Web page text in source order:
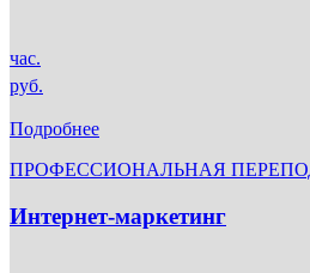
час.
руб.
Подробнее
ПРОФЕССИОНАЛЬНАЯ
Интернет-маркетинг